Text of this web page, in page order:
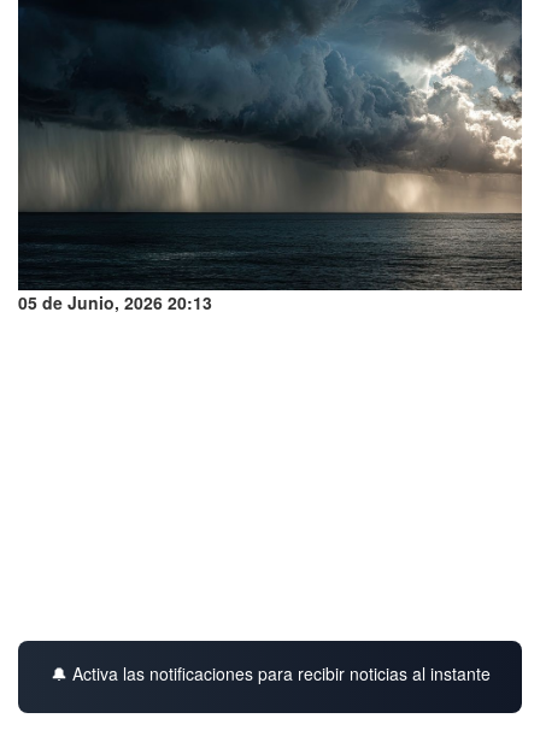
05 de Junio, 2026 20:13
🔔 Activa las notificaciones para recibir noticias al instante